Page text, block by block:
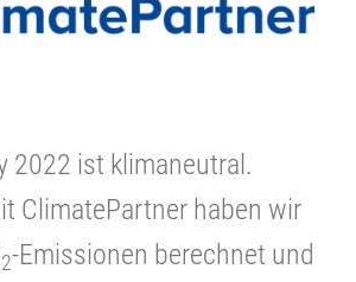
2022 ist klimaneutral.
ClimatePartner haben wir
2-Emissionen berechnet und